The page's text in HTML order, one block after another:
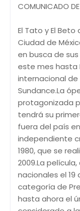
COMUNICADO DE
El Tato y El
Ciudad de
en busca de sus
este mes hasta
internacional de
Sundance.La
protagonizada
tendrá su
fuera del país
independiente
1980, que se
2009.La
nacionales el 19
categoría de
hasta ahora el